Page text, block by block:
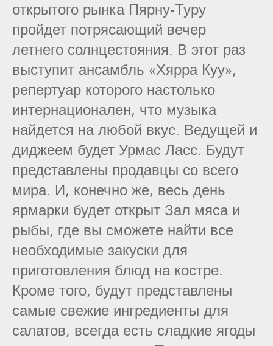
открытого рынка Пярну-Туру
пройдет потрясающий вечер
летнего солнцестояния. В этот раз
выступит ансамбль «Хярра Куу»,
репертуар которого настолько
интернационален, что музыка
найдется на любой вкус. Ведущей и
диджеем будет Урмас Ласс. Будут
представлены продавцы со всего
мира. И, конечно же, весь день
ярмарки будет открыт Зал мяса и
рыбы, где вы сможете найти все
необходимые закуски для
приготовления блюд на костре.
Кроме того, будут представлены
самые свежие ингредиенты для
салатов, всегда есть сладкие ягоды